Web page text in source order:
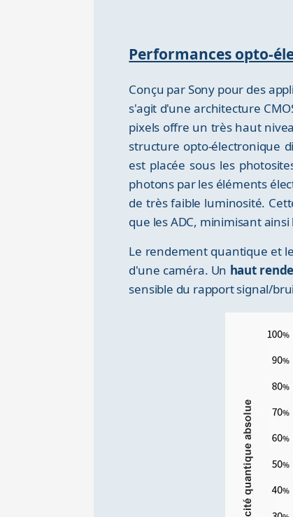
Performances opto-
Conçu par Sony pour des
s'agit d'une architecture
pixels offre un très haut
structure opto-électronique
est placée sous les
photons par les éléments
de très faible luminosité.
que les ADC, minimisant
Le rendement quantique et
d'une caméra. Un haut
sensible du rapport signal/